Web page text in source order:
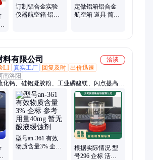
订制铝合金实验
仪器航空箱 铝箱
定做铝箱铝合金
航空箱 道具 简约
有限公司
洽谈
L1 真实工厂 回复及时 出价迅速
南洛阳
化钙、硅铝凝胶粉、工业磷酸镁、闪点提高
耐火材料、水处理原材料
型号an-361 有效
物质含量3% 企标
根据实际情况 型
号296 企标 活性